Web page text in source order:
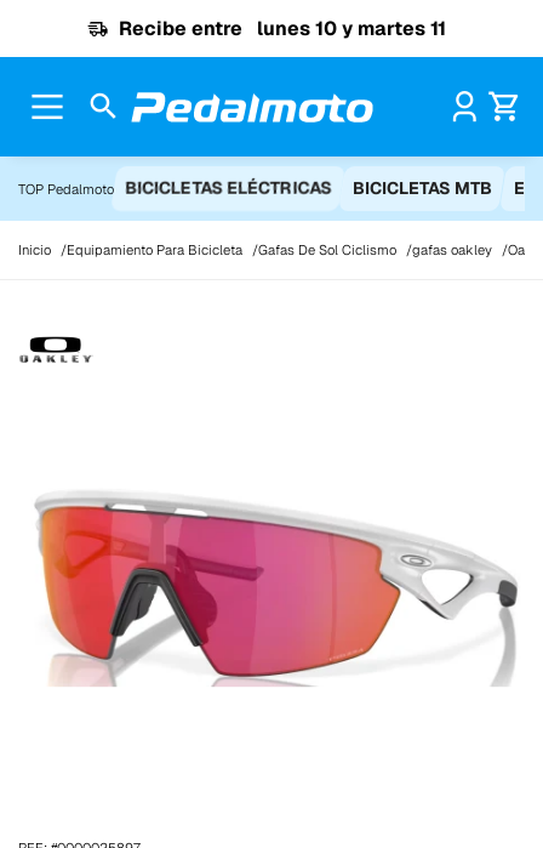
Recibe entre lunes 10 y martes 11
TOP Pedalmoto BICICLETAS ELÉCTRICAS BICICLETAS MTB
Inicio Equipamiento Para Bicicleta Gafas De Sol Ciclismo gafas oakley